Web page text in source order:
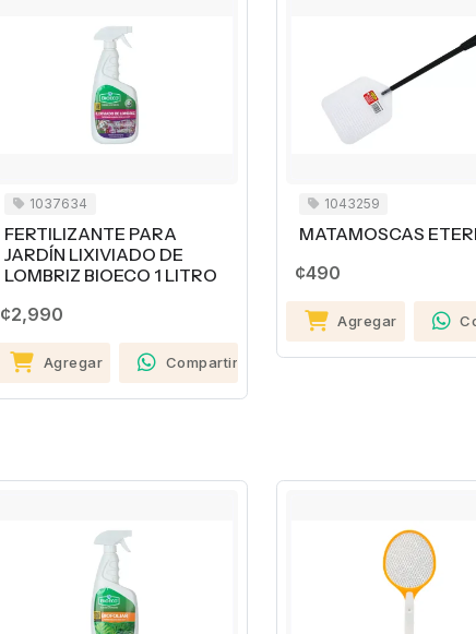
1037634
FERTILIZANTE PARA
JARDÍN LIXIVIADO DE
LOMBRIZ BIOECO 1 LITRO
¢2,990
Agregar Compartir
1043259
MATAMOSCAS
¢490
Agregar